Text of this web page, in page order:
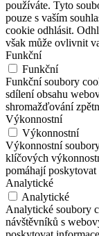
používáte. Tyto
pouze s vaším
cookie odhlásit.
však může ovlivnit
Funkční
Funkční
Funkční soubory
sdílení obsahu
shromažďování
Výkonnostní
Výkonnostní
Výkonnostní
klíčových
pomáhají
Analytické
Analytické
Analytické soubory
návštěvníků s